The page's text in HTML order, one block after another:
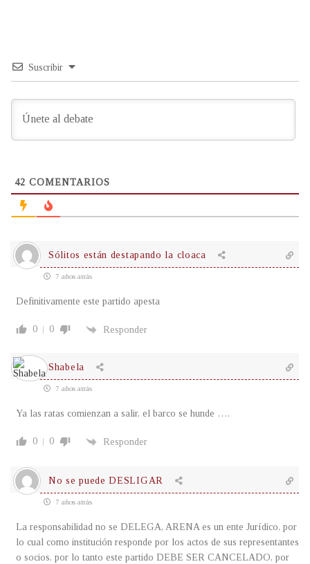
Suscribir
42 COMENTARIOS
Sólitos están destapando la cloaca
7 años atrás
Definitivamente este partido apesta
0 0 Responder
Shabela
7 años atrás
Ya las ratas comienzan a salir, el barco se hunde ….
0 0 Responder
No se puede DESLIGAR
7 años atrás
La responsabilidad no se DELEGA, ARENA es un ente Jurídico, por
lo cual como institución responde por los actos de sus representantes
o socios, por lo tanto este partido DEBE SER CANCELADO, por